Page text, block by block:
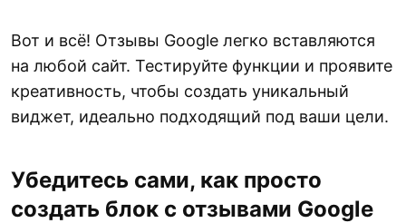
Вот и всё! Отзывы Google легко вставляются
на любой сайт. Тестируйте функции и проявите
креативность, чтобы создать уникальный
виджет, идеально подходящий под ваши цели.
Убедитесь сами, как просто
создать блок с отзывами Google